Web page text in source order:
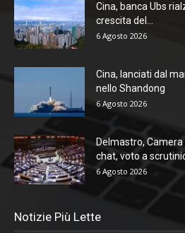
Cina, banca Ubs
crescita del...
6 Agosto 2026
Cina, lanciati dal
nello Shandong
6 Agosto 2026
Delmastro,
chat, voto a
6 Agosto 2026
Notizie Più Lette